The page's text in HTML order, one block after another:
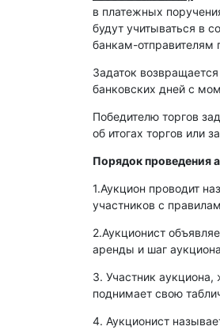
в платежных
будут учитываться в
банкам-отправителям
Задаток
банковских дней с
Победителю торгов
об итогах торгов или
Порядок проведения
1.Аукцион проводит
участников с
2.Аукционист
аренды и шаг
3. Участник
поднимает свою
4. Аукционист